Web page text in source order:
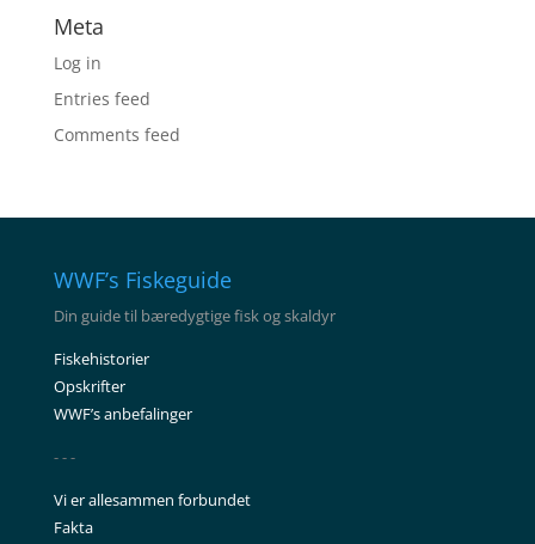
Meta
Log in
Entries feed
Comments feed
WWF’s Fiskeguide
Din guide til bæredygtige fisk og skaldyr
Fiskehistorier
Opskrifter
WWF’s anbefalinger
- - -
Vi er allesammen forbundet
Fakta